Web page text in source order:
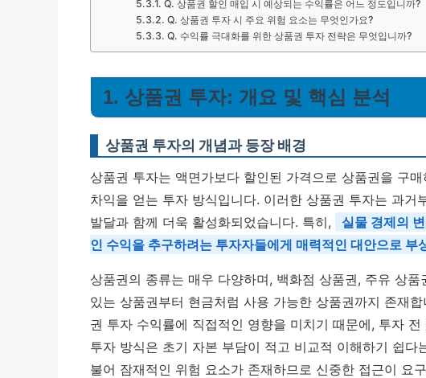
Q. 상품권 할인 매입 시 예상되는 수익률은 어느 정도입니까?
Q. 상품권 투자 시 주요 위험 요소는 무엇인가요?
Q. 수익률 극대화를 위한 상품권 투자 전략은 무엇입니까?
1. 상품권 투자: 개요 및 핵심 분석
상품권 투자의 개념과 등장 배경
상품권 투자는 액면가보다 할인된 가격으로 상품권을 구
차익을 얻는 투자 방식입니다. 이러한 상품권 투자는 과거
발달과 함께 더욱 활성화되었습니다. 특히,
실물 경제의
인 수익을 추구하려는 투자자들에게 매력적인 대안으로 부
상품권의 종류는 매우 다양하며, 백화점 상품권, 주유 상
있는 상품권부터 현금처럼 사용 가능한 상품권까지 존재
권 투자 수익률에 직접적인 영향을 미치기 때문에, 투자
투자 방식은 초기 자본 부담이 적고 비교적 이해하기 쉽다
불어 잠재적인 위험 요소가 존재하므로 신중한 접근이 요